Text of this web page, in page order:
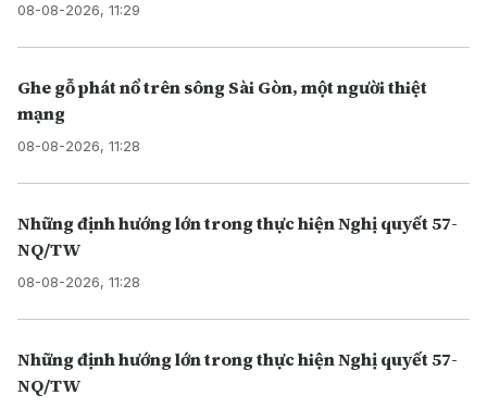
08-08-2026, 11:29
Ghe gỗ phát nổ trên sông Sài Gòn, một người thiệt
mạng
08-08-2026, 11:28
Những định hướng lớn trong thực hiện Nghị quyết 57-
NQ/TW
08-08-2026, 11:28
Những định hướng lớn trong thực hiện Nghị quyết 57-
NQ/TW